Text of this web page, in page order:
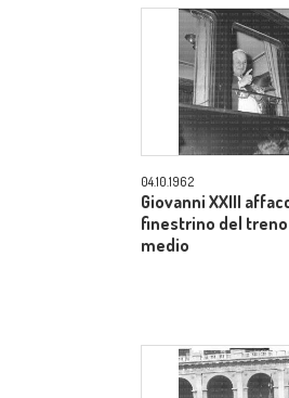
04.10.1962
Giovanni XXIII
finestrino del
medio